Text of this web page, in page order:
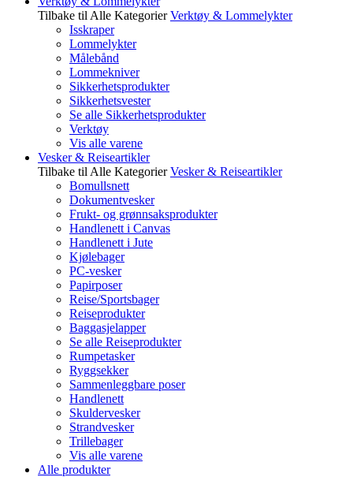
Tilbake til Alle Kategorier Verktøy & Lommelykter
Isskraper
Lommelykter
Målebånd
Lommekniver
Sikkerhetsprodukter
Sikkerhetsvester
Se alle Sikkerhetsprodukter
Verktøy
Vis alle varene
Vesker & Reiseartikler
Tilbake til Alle Kategorier Vesker & Reiseartikler
Bomullsnett
Dokumentvesker
Frukt- og grønnsaksprodukter
Handlenett i Canvas
Handlenett i Jute
Kjølebager
PC-vesker
Papirposer
Reise/Sportsbager
Reiseprodukter
Baggasjelapper
Se alle Reiseprodukter
Rumpetasker
Ryggsekker
Sammenleggbare poser
Handlenett
Skuldervesker
Strandvesker
Trillebager
Vis alle varene
Alle produkter